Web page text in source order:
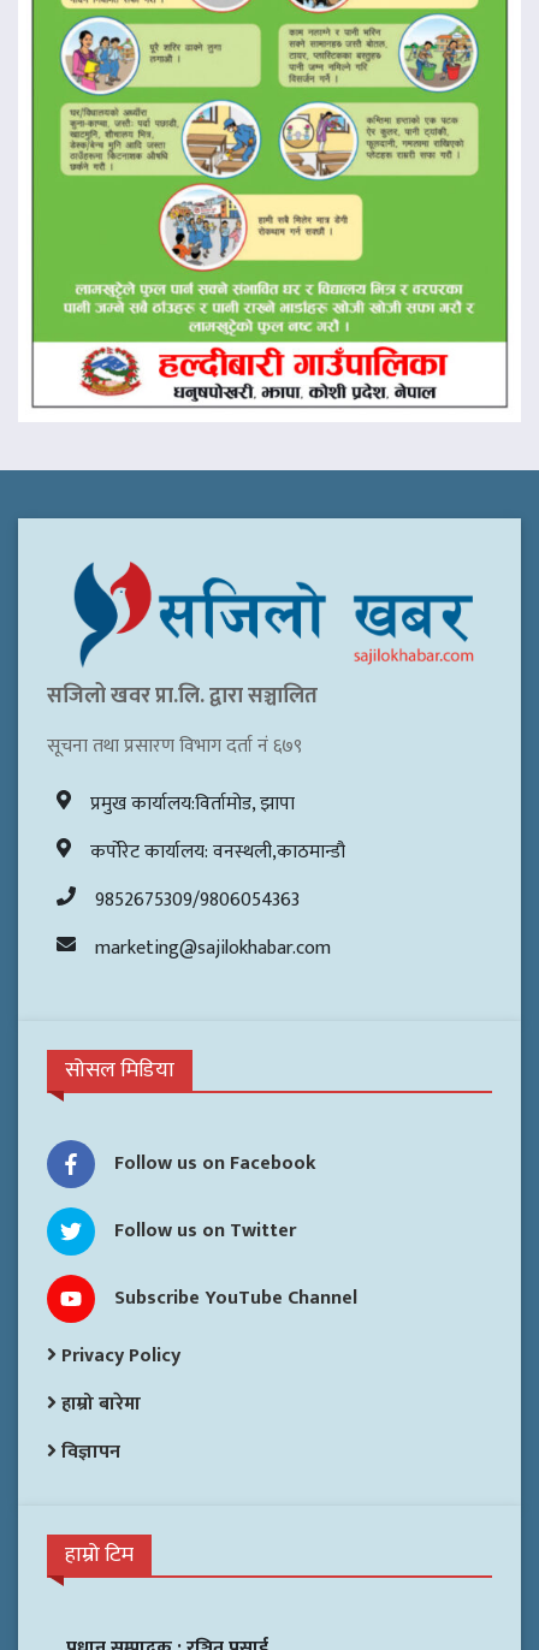
सजिलो खवर प्रा.लि. द्वारा सञ्चालित
सूचना तथा प्रसारण विभाग दर्ता नं ६७९
प्रमुख कार्यालय:विर्तामोड, झापा
कर्पोरेट कार्यालय: वनस्थली,काठमान्डौ
9852675309/9806054363
marketing@sajilokhabar.com
सोसल मिडिया
Follow us on Facebook
Follow us on Twitter
Subscribe YouTube Channel
Privacy Policy
हाम्रो बारेमा
विज्ञापन
हाम्रो टिम